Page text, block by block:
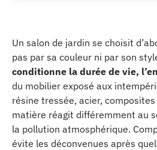
Un salon de jardin se choisit
pas par sa couleur ni par son
conditionne la durée de vie,
du mobilier exposé aux
résine tressée, acier,
matière réagit différemment au
la pollution atmosphérique.
évite les déconvenues après